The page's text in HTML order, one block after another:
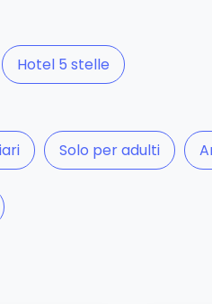
Hotel 5 stelle
Solo per adulti